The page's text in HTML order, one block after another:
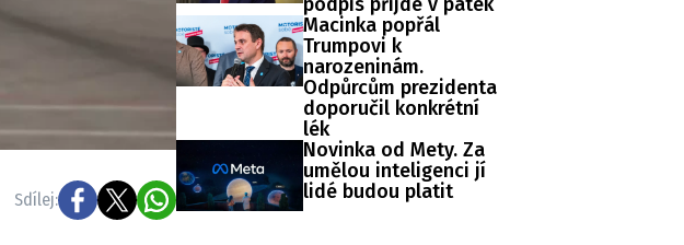
Sdílej:
Macinka popřál
Trumpovi k
narozeninám.
Odpůrcům prezidenta
doporučil konkrétní
lék
Novinka od Mety. Za
umělou inteligenci jí
lidé budou platit